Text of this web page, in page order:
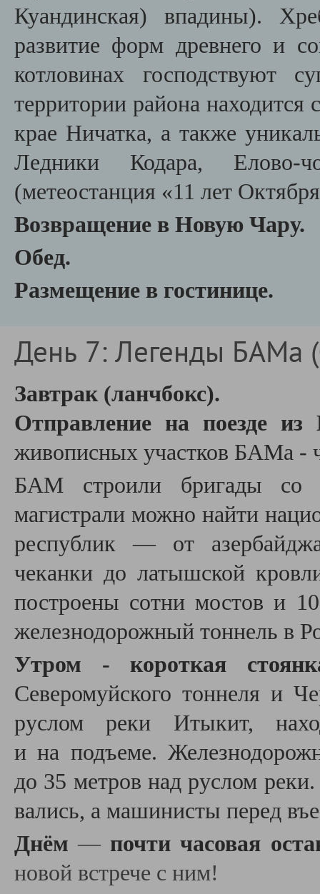
Куандинская) впадины).
развитие форм древнего и
котловинах господствуют
территории района находится
крае Ничатка, а также
Ледники Кодара, Елово-
(метеостанция «11 лет
Возвращение в Новую Чару.
Обед.
Размещение в гостинице.
День 7: Легенды БАМа
Завтрак (ланчбокс).
Отправление на поезде из
живописных участков БАМа -
БАМ строили бригады со
магистрали можно найти
республик — от
чеканки до латышской
построены сотни мостов и
железнодорожный тоннель в
Утром - короткая
Северомуйского тоннеля и
руслом реки Итыкит,
и на подъеме.
до 35 метров над руслом
вались, а машинисты перед
Днём—почти часовая
новой встрече с ним!